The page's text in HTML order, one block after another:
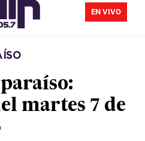
EN VIVO
martes 7 de